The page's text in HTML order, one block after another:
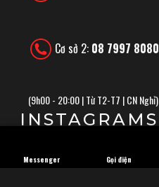
Cơ sở 2: 08 7997 8080
(9h00 - 20:00 | Từ T2-T7 | CN Nghỉ)
INSTAGRAMS
Gọi điện
Messenger